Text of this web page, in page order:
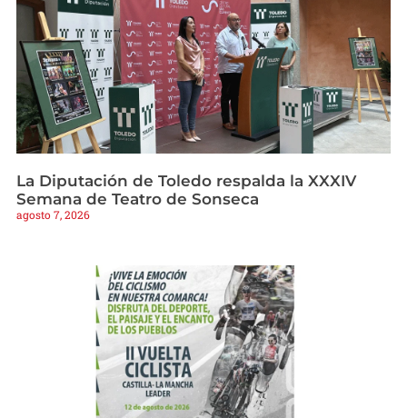
La Diputación de Toledo respalda la XXXIV
Semana de Teatro de Sonseca
agosto 7, 2026